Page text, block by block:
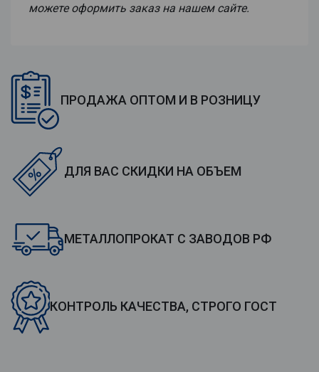
ПРОДАЖА ОПТОМ И В РОЗНИЦУ
ДЛЯ ВАС СКИДКИ НА ОБЪЕМ
МЕТАЛЛОПРОКАТ С ЗАВОДОВ РФ
КОНТРОЛЬ КАЧЕСТВА, СТРОГО ГОСТ
можете оформить заказ на нашем сайте.